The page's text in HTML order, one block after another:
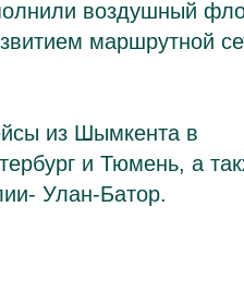
воздушный
маршрутной
из Шымкента в
и Тюмень, а
Улан-Батор.